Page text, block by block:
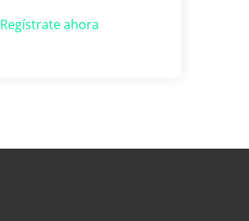
Regístrate ahora